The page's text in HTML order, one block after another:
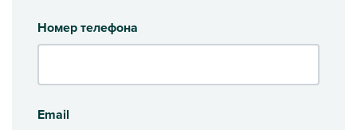
Номер телефона
Email